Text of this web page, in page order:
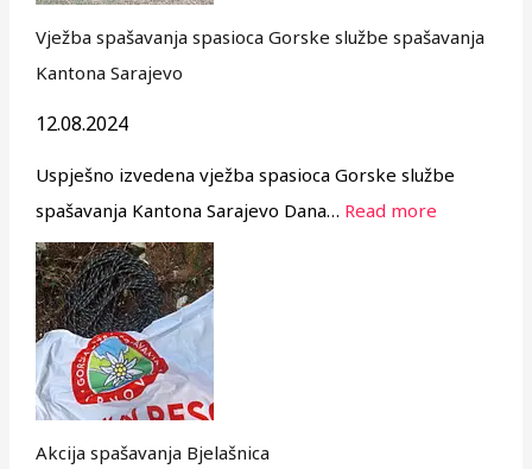
Vježba spašavanja spasioca Gorske službe spašavanja
Kantona Sarajevo
12.08.2024
Uspješno izvedena vježba spasioca Gorske službe
spašavanja Kantona Sarajevo Dana… Read more
Akcija spašavanja Bjelašnica